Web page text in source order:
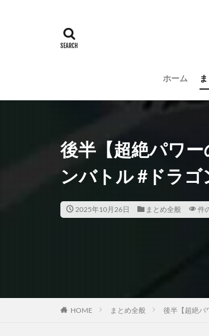
ホーム
後半【超絶パワ
ンバトル #ドラ
2025年10月26日 まとめ全般 件
HOME まとめ全般 後半【超絶パ